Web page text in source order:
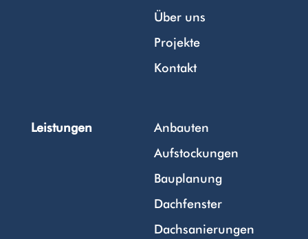
Über uns
Projekte
Kontakt
Leistungen
Anbauten
Aufstockungen
Bauplanung
Dachfenster
Dachsanierungen